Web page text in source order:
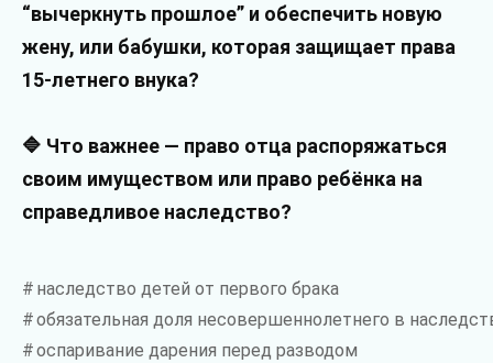
“вычеркнуть прошлое” и обеспечить новую
жену, или бабушки, которая защищает права
15-летнего внука?
🔷 Что важнее — право отца распоряжаться
своим имуществом или право ребёнка на
справедливое наследство?
наследство детей от первого брака
обязательная доля несовершеннолетнего в
оспаривание дарения перед разводом